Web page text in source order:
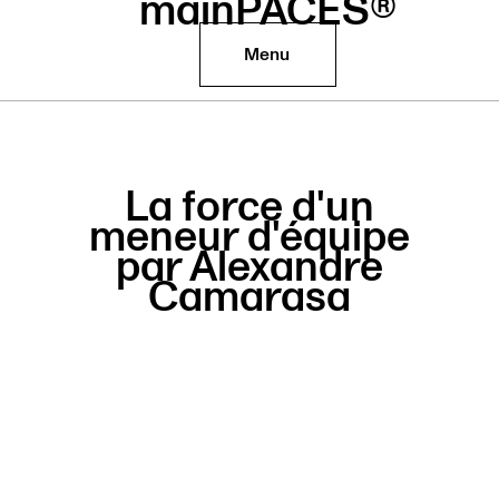
Menu
La force d'un
meneur d'équipe
par Alexandre
Camarasa